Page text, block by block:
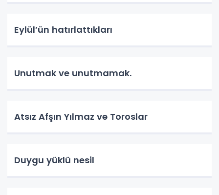
Eylül’ün hatırlattıkları
Unutmak ve unutmamak.
Atsız Afşın Yılmaz ve Toroslar
Duygu yüklü nesil